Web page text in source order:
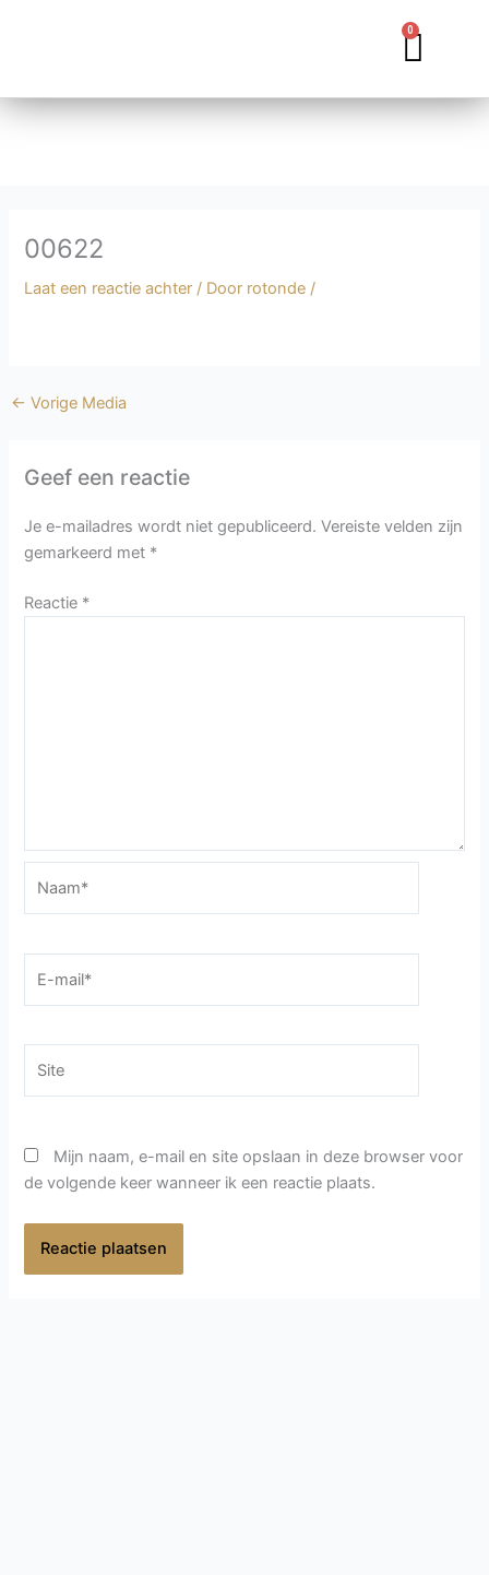
0
00622
Laat een reactie achter / Door rotonde /
← Vorige Media
Geef een reactie
Je e-mailadres wordt niet gepubliceerd. Vereiste velden zijn
gemarkeerd met *
Reactie *
mail*
Mijn naam, e-mail en site opslaan in deze browser voor
de volgende keer wanneer ik een reactie plaats.